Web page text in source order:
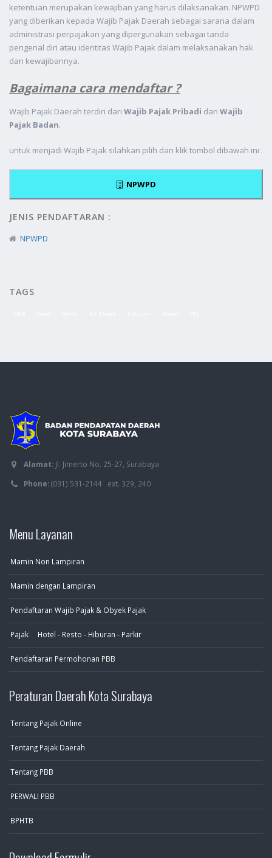
ketentuan merupakan kewajiban yang harus dilaksanakan. NPWPD
yang diberikan kepada Wajib Pajak Daerah sebagai sarana dalam
administrasi perpajakan yang dipergunakan sebagai tanda
pengenal diri atau identitas Wajib Pajak dalam melaksanakan hak
dan kewajibannya.
Bagaimana cara mendaftar ?
Wajib Pajak Daerah terdiri dari Wajib Pajak Pribadi dan Wajib
Pajak Badan.
untuk menjadi Wajib Pajak silahkan pilih dan klik tombol dibawah ini :
NPWPD
JENIS PENDAFTARAN :
NPWPD
TAGS
Alamat: Jl. Jimerto No. 25-27, Surabaya
Phone:(031) 531-2144 ext. 329, 240
Menu Layanan
Mamin Non Lampiran
Mamin dengan Lampiran
Pendaftaran Wajib Pajak & Obyek Pajak
Pajak Hotel - Resto - Hiburan - Parkir
Pendaftaran Permohonan PBB
Peraturan Daerah Kota Surabaya
Tentang Pajak Online
Tentang Pajak Daerah
Tentang PBB
PERWALI PBB
BPHTB